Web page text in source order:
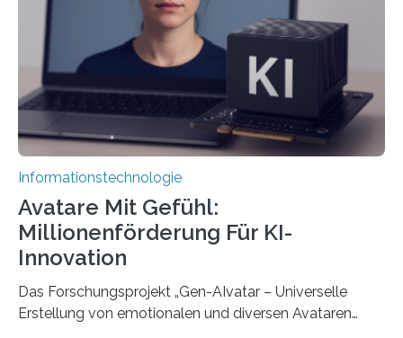
Informationstechnologie
Avatare Mit Gefühl:
Millionenförderung Für KI-
Innovation
Das Forschungsprojekt „Gen-AIvatar – Universelle
Erstellung von emotionalen und diversen Avataren